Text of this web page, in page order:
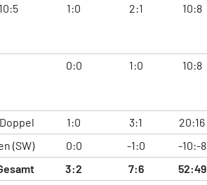
10:5 1:0 2:1 10:8
0:0 1:0 10:8
Doppel 1:0 3:1
20:16
(SW)
0:0 -1:0
-10:-8
3:2 7:6 52:49